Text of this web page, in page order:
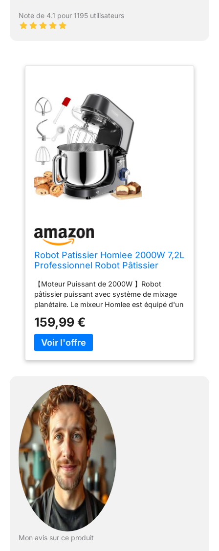
Note de 4.1 pour 1195 utilisateurs
Robot Patissier Homlee 2000W 7,2L
Professionnel Robot Pâtissier
Faible Bruit Batteur sur Socle avec
Bol en Acier
Inoxydable,Fouet,Batteur,Crochet,6
Vitesses
【Moteur Puissant de 2000W 】Robot
pâtissier puissant avec système de mixage
planétaire. Le mixeur Homlee est équipé d'un
2000 W et d'une fonction d'impulsion
réglable sur 6 niveaux, que vous prépariez
des ingrédients secs et humides, que vous
de 7,2 L répond à presque tous vos besoins
en cuisine. Facile à utiliser, ce robot culinaire
permet de préparer des gâteaux, du pain,
des biscuits et des viennoiseries pour une
variété de petits-déjeuners et de dîners.
【Stabilité et Sécurité 】les 6 ventouses du
robot Cuisine garantissent sécurité et
fiabilité, et restent stables même à vitesse
maximale. Ventouse inférieure spéciale et
dissipation thermique, protection contre les
surcharges et la surchauffe, ajustement
automatique du fonctionnement en cas de
surcharge, protection de sécurité pour la
machine et fonctionnement normal après
refroidissement. 【Différents Accessoires et
Nettoyage】Le Robot Pétrin Professionnel
159,99 €
Mon avis sur ce produit